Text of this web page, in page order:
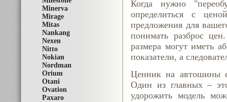
Minerva
Mirage
Mitas
Nankang
Nexen
Nitto
Nokian
Nordman
Orium
Otani
Ovation
Paxaro
Когда нужно
определиться с
предложения для
понимать разброс
размера могут иметь
показатели, а
Ценник на автошины
Один из главных –
удорожить модель